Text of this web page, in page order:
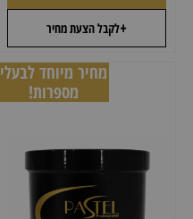
+לקבל הצעת מחיר
מחיר מיוחד לבעלי
מספרות!